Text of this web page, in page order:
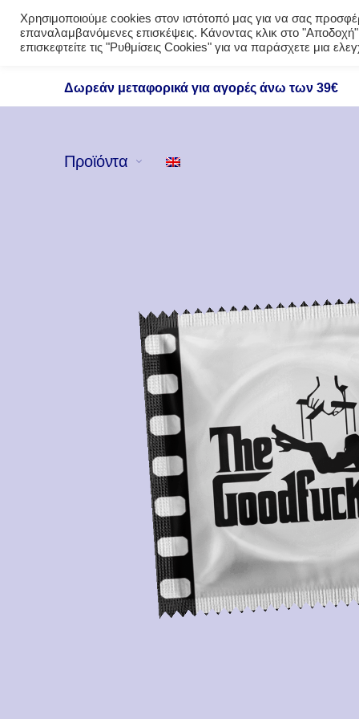
Δωρεάν μεταφορικά για αγορές άνω των 39€
Προϊόντα
Χρησιμοποιούμε cookies στον ιστότοπό μας για να σας
επαναλαμβανόμενες επισκέψεις. Κάνοντας κλικ στο
επισκεφτείτε τις "Ρυθμίσεις Cookies" για να παράσχετε μια